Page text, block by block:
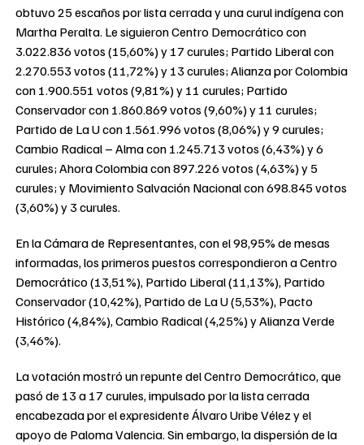
obtuvo 25 escaños por lista cerrada y una curul indígena con
Martha Peralta. Le siguieron Centro Democrático con
3.022.836 votos (15,60%) y 17 curules; Partido Liberal con
2.270.553 votos (11,72%) y 13 curules; Alianza por Colombia
con 1.900.551 votos (9,81%) y 11 curules; Partido
Conservador con 1.860.869 votos (9,60%) y 11 curules;
Partido de La U con 1.561.996 votos (8,06%) y 9 curules;
Cambio Radical – Alma con 1.245.713 votos (6,43%) y 6
curules; Ahora Colombia con 897.226 votos (4,63%) y 5
curules; y Movimiento Salvación Nacional con 698.845 votos
(3,60%) y 3 curules.
En la Cámara de Representantes, con el 98,95% de mesas
informadas, los primeros puestos correspondieron a Centro
Democrático (13,51%), Partido Liberal (11,13%), Partido
Conservador (10,42%), Partido de La U (5,53%), Pacto
Histórico (4,84%), Cambio Radical (4,25%) y Alianza Verde
(3,46%).
La votación mostró un repunte del Centro Democrático, que
pasó de 13 a 17 curules, impulsado por la lista cerrada
encabezada por el expresidente Álvaro Uribe Vélez y el
apoyo de Paloma Valencia. Sin embargo, la dispersión de la